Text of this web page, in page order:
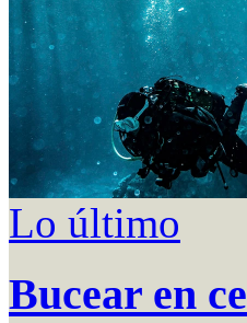
Lo último
Bucear en